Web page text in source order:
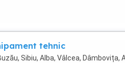
tehnic
Sibiu, Alba, Vâlcea, Dâmbovița,